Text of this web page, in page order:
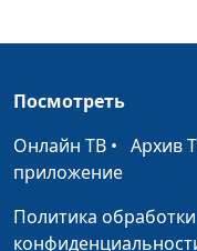
Тревога
Посмотреть
Онлайн ТВ • Архив
приложение
Политика